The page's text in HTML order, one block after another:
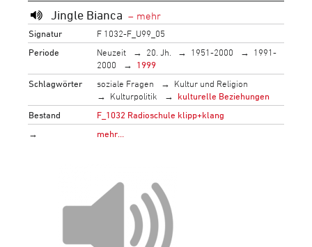
Jingle Bianca
Signatur
F 1032-F_U99_05
Periode
Neuzeit 20. Jh. 1951-2000
1991-
2000
1999
Schlagwörter
soziale Fragen
Kultur und Religion
Kulturpolitik
kulturelle Beziehungen
Bestand
F_1032 Radioschule klipp+klang
→
mehr…